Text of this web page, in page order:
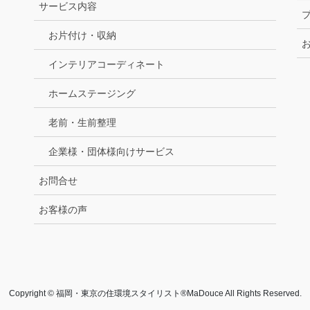
サービス内容
お片付け・収納
インテリアコーディネート
ホームステージング
老前・生前整理
企業様・団体様向けサービス
お問合せ
お客様の声
Copyright © 福岡・東京の住環境スタイリスト®MaDouce All Rights Reserved.